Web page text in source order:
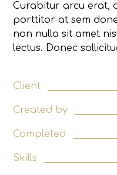
Curabitur arcu erat,
porttitor at sem
non nulla sit amet
lectus. Donec
Client
Created by
Completed
Skills